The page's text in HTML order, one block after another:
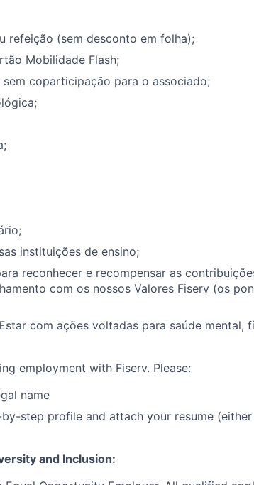
refeição (sem desconto em folha);
Mobilidade Flash;
sem coparticipação para o associado;
instituições de ensino;
reconhecer e recompensar as
com os nossos Valores Fiserv (os
com ações voltadas para saúde mental,
employment with Fiserv. Please:
name
step profile and attach your resume
and Inclusion: